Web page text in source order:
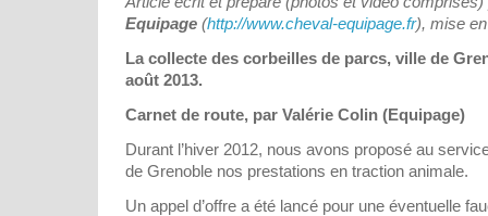
Equipage (http://www.cheval-equipage.fr), mise
La collecte des corbeilles de parcs, ville de
août 2013.
Carnet de route, par Valérie Colin (Equipage)
Durant l’hiver 2012, nous avons proposé au
de Grenoble nos prestations en traction animale.
Un appel d’offre a été lancé pour une éventuelle